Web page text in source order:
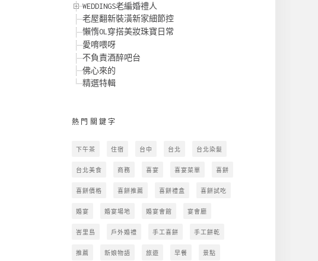
WEDDINGS老編婚禮人
老屋翻新裝潢新家細節控
懶惰OL穿搭美妝珠寶日常
愛唷喂呀
不負責酒醉吧台
佛心來的
精選特輯
熱門關鍵字
下午茶 住宿 台中 台北 台北染髮
台北美食 商務 喜宴 喜宴菜單 喜餅
喜餅價格 喜餅推薦 喜餅禮盒 喜餅試吃
婚宴 婚宴場地 婚宴會館 宴會廳
峇里島 戶外婚禮 手工喜餅 手工餅乾
推薦 新娘物語 旅遊 早餐 景點